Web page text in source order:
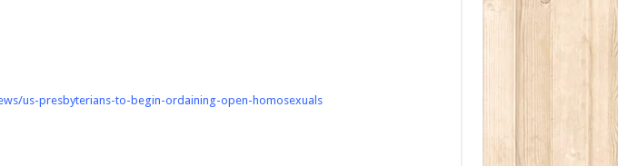
us-presbyterians-to-begin-ordaining-open-homosexuals